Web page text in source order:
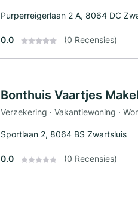
Purperreigerlaan 2 A, 8064 DC
0.0 (0 Recensies)
Bonthuis Vaartjes
Verzekering · Vakantiewoning ·
Sportlaan 2, 8064 BS Zwartsluis
0.0 (0 Recensies)